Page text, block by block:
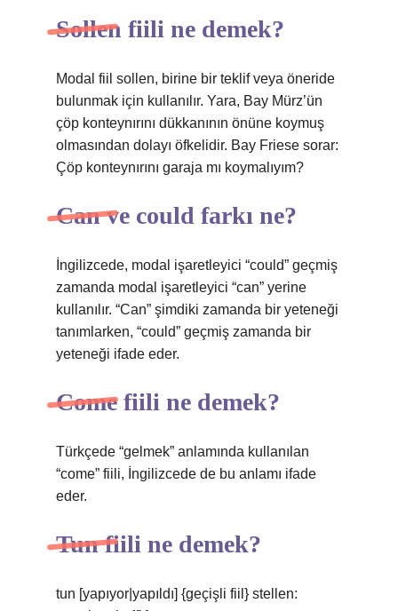
Sollen fiili ne demek?
Modal fiil sollen, birine bir teklif veya öneride
bulunmak için kullanılır. Yara, Bay Mürz’ün
çöp konteynırını dükkanının önüne koymuş
olmasından dolayı öfkelidir. Bay Friese sorar:
Çöp konteynırını garaja mı koymalıyım?
Can ve could farkı ne?
İngilizcede, modal işaretleyici “could” geçmiş
zamanda modal işaretleyici “can” yerine
kullanılır. “Can” şimdiki zamanda bir yeteneği
tanımlarken, “could” geçmiş zamanda bir
yeteneği ifade eder.
Come fiili ne demek?
Türkçede “gelmek” anlamında kullanılan
“come” fiili, İngilizcede de bu anlamı ifade
eder.
Tun fiili ne demek?
tun [yapıyor|yapıldı] {geçişli fiil} stellen: